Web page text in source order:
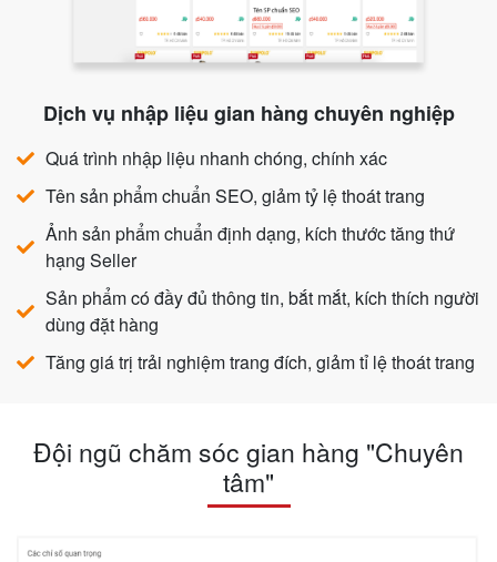
Dịch vụ nhập liệu gian hàng chuyên nghiệp
Quá trình nhập liệu nhanh chóng, chính xác
Tên sản phẩm chuẩn SEO, giảm tỷ lệ thoát trang
Ảnh sản phẩm chuẩn định dạng, kích thước tăng thứ
hạng Seller
Sản phẩm có đầy đủ thông tin, bắt mắt, kích thích người
dùng đặt hàng
Tăng giá trị trải nghiệm trang đích, giảm tỉ lệ thoát trang
Đội ngũ chăm sóc gian hàng "Chuyên
tâm"